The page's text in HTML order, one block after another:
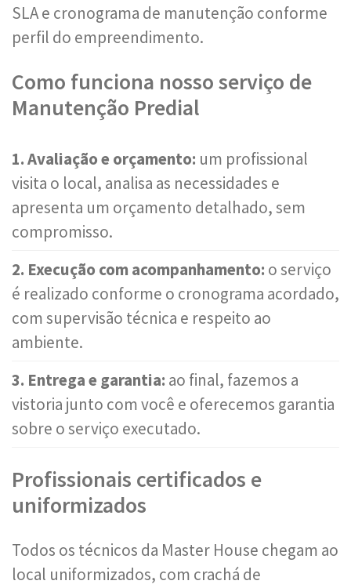
SLA e cronograma de manutenção conforme
perfil do empreendimento.
Como funciona nosso serviço de
Manutenção Predial
1. Avaliação e orçamento: um profissional
visita o local, analisa as necessidades e
apresenta um orçamento detalhado, sem
compromisso.
2. Execução com acompanhamento: o serviço
é realizado conforme o cronograma acordado,
com supervisão técnica e respeito ao
ambiente.
3. Entrega e garantia: ao final, fazemos a
vistoria junto com você e oferecemos garantia
sobre o serviço executado.
Profissionais certificados e
uniformizados
Todos os técnicos da Master House chegam ao
local uniformizados, com crachá de